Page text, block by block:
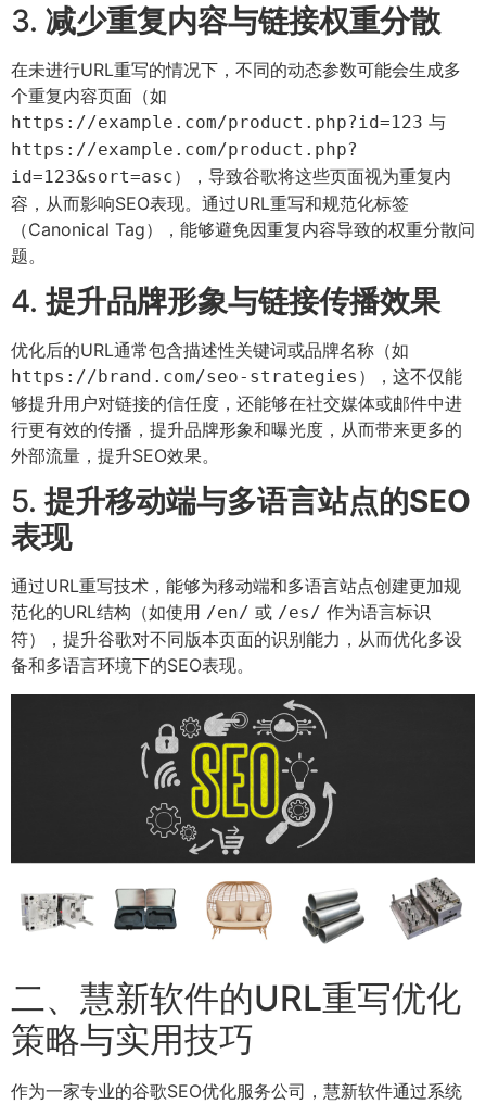
3. 减少重复内容与链接权重分散
在未进行URL重写的情况下，不同的动态参数可能会生成多
个重复内容页面（如
https://example.com/product.php?id=123 与
https://example.com/product.php?
id=123&sort=asc），导致谷歌将这些页面视为重复内
容，从而影响SEO表现。通过URL重写和规范化标签
（Canonical Tag），能够避免因重复内容导致的权重分散问
题。
4.提升品牌形象与链接传播效果
优化后的URL通常包含描述性关键词或品牌名称（如
https://brand.com/seo-strategies ），这不仅能
够提升用户对链接的信任度，还能够在社交媒体或邮件中进
行更有效的传播，提升品牌形象和曝光度，从而带来更多的
外部流量，提升SEO效果。
5.提升移动端与多语言站点的SEO
表现
通过URL重写技术，能够为移动端和多语言站点创建更加规
范化的URL结构（如使用 /en/ 或 /es/ 作为语言标识
符），提升谷歌对不同版本页面的识别能力，从而优化多设
备和多语言环境下的SEO表现。
二、慧新软件的URL重写优化
策略与实用技巧
作为一家专业的谷歌SEO优化服务公司，慧新软件通过系统